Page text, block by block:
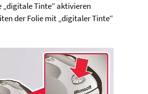
„digitale Tinte“ aktivieren
der Folie mit „digitaler Tinte“